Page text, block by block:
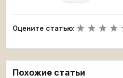
Оцените статью:
Похожие статьи